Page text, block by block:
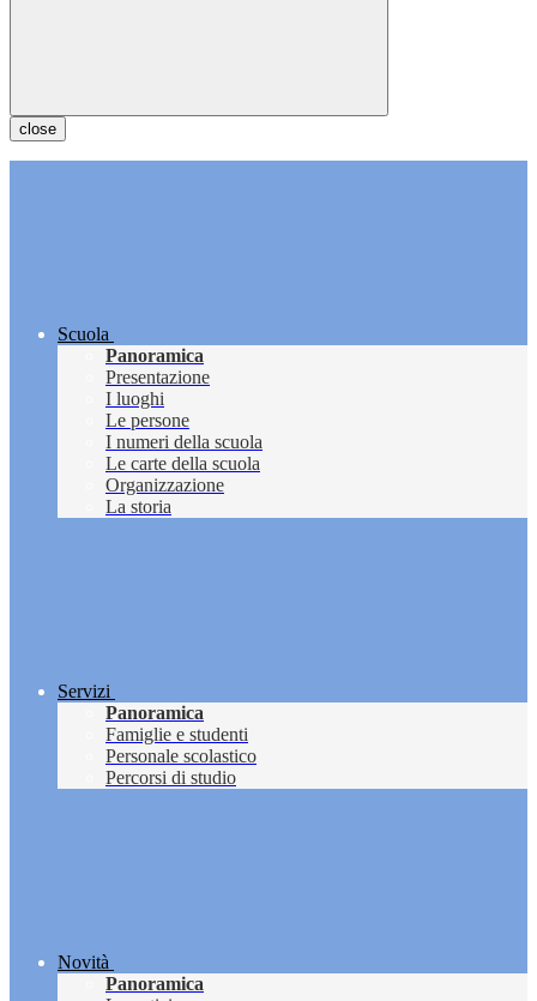
close
Scuola
Panoramica
Presentazione
I luoghi
Le persone
I numeri della scuola
Le carte della scuola
Organizzazione
La storia
Servizi
Panoramica
Famiglie e studenti
Personale scolastico
Percorsi di studio
Novità
Panoramica